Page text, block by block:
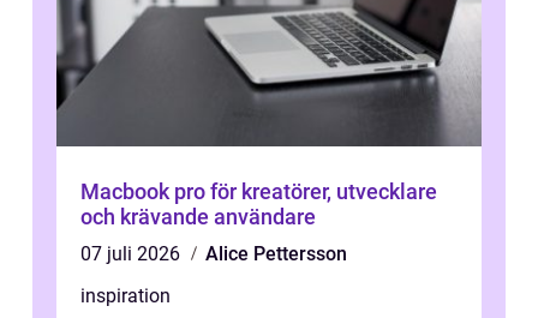
Macbook pro för kreatörer, utvecklare
och krävande användare
07 juli 2026
Alice Pettersson
inspiration